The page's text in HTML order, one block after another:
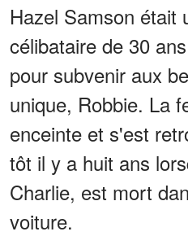
Hazel Samson était
célibataire de 30
pour subvenir aux
unique, Robbie. La
enceinte et s'est
tôt il y a huit ans
Charlie, est mort
voiture.